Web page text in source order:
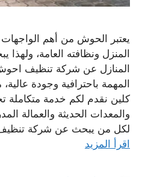
يعتبر الحوش من أهم
المنزل ونظافته العامة،
المنازل عن شركة تنظيف
المهمة باحترافية وجودة
كلين نقدم لكم خدمة متكاملة
والمعدات الحديثة والعمالة
لكل من يبحث عن شركة
اقرأ المزيد